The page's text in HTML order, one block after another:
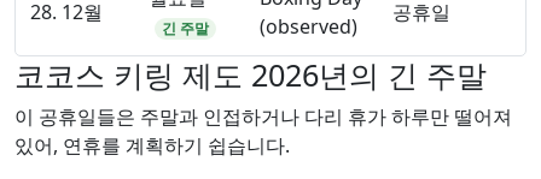
28. 12월
긴 주말
(observed)
공휴일
코코스 키링 제도 2026년의 긴 주말
이 공휴일들은 주말과 인접하거나 다리 휴가 하루만 떨어져
있어, 연휴를 계획하기 쉽습니다.